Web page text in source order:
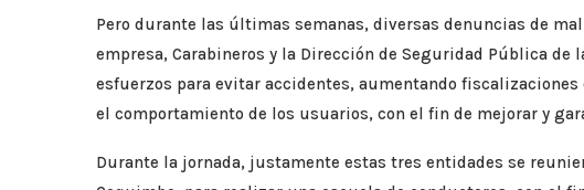
Pero durante las últimas semanas, diversas denuncias de
empresa, Carabineros y la Dirección de Seguridad Pública
esfuerzos para evitar accidentes, aumentando
el comportamiento de los usuarios, con el fin de mejorar y
Durante la jornada, justamente estas tres entidades se